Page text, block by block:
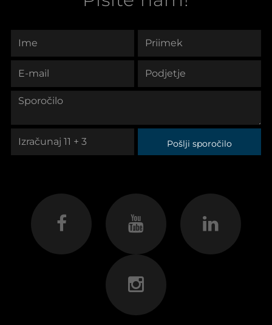
Pošlji sporočilo